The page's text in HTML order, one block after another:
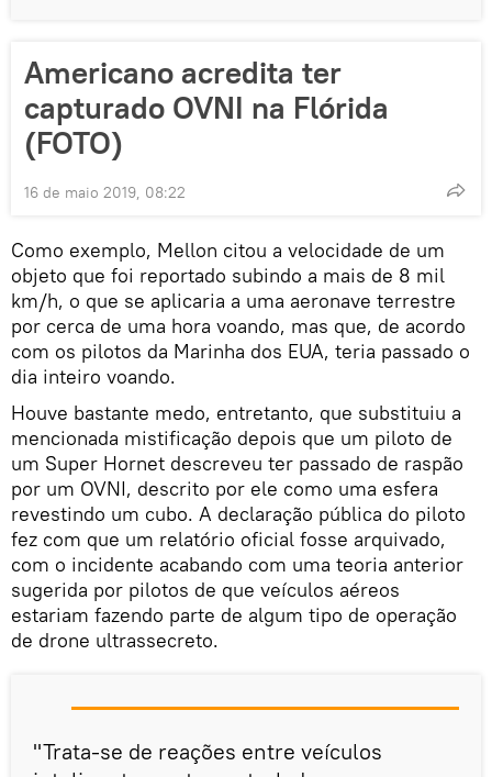
Americano acredita ter
capturado OVNI na Flórida
(FOTO)
16 de maio 2019, 08:22
Como exemplo, Mellon citou a velocidade de um
objeto que foi reportado subindo a mais de 8 mil
km/h, o que se aplicaria a uma aeronave terrestre
por cerca de uma hora voando, mas que, de acordo
com os pilotos da Marinha dos EUA, teria passado o
dia inteiro voando.
Houve bastante medo, entretanto, que substituiu a
mencionada mistificação depois que um piloto de
um Super Hornet descreveu ter passado de raspão
por um OVNI, descrito por ele como uma esfera
revestindo um cubo. A declaração pública do piloto
fez com que um relatório oficial fosse arquivado,
com o incidente acabando com uma teoria anterior
sugerida por pilotos de que veículos aéreos
estariam fazendo parte de algum tipo de operação
de drone ultrassecreto.
"Trata-se de reações entre veículos